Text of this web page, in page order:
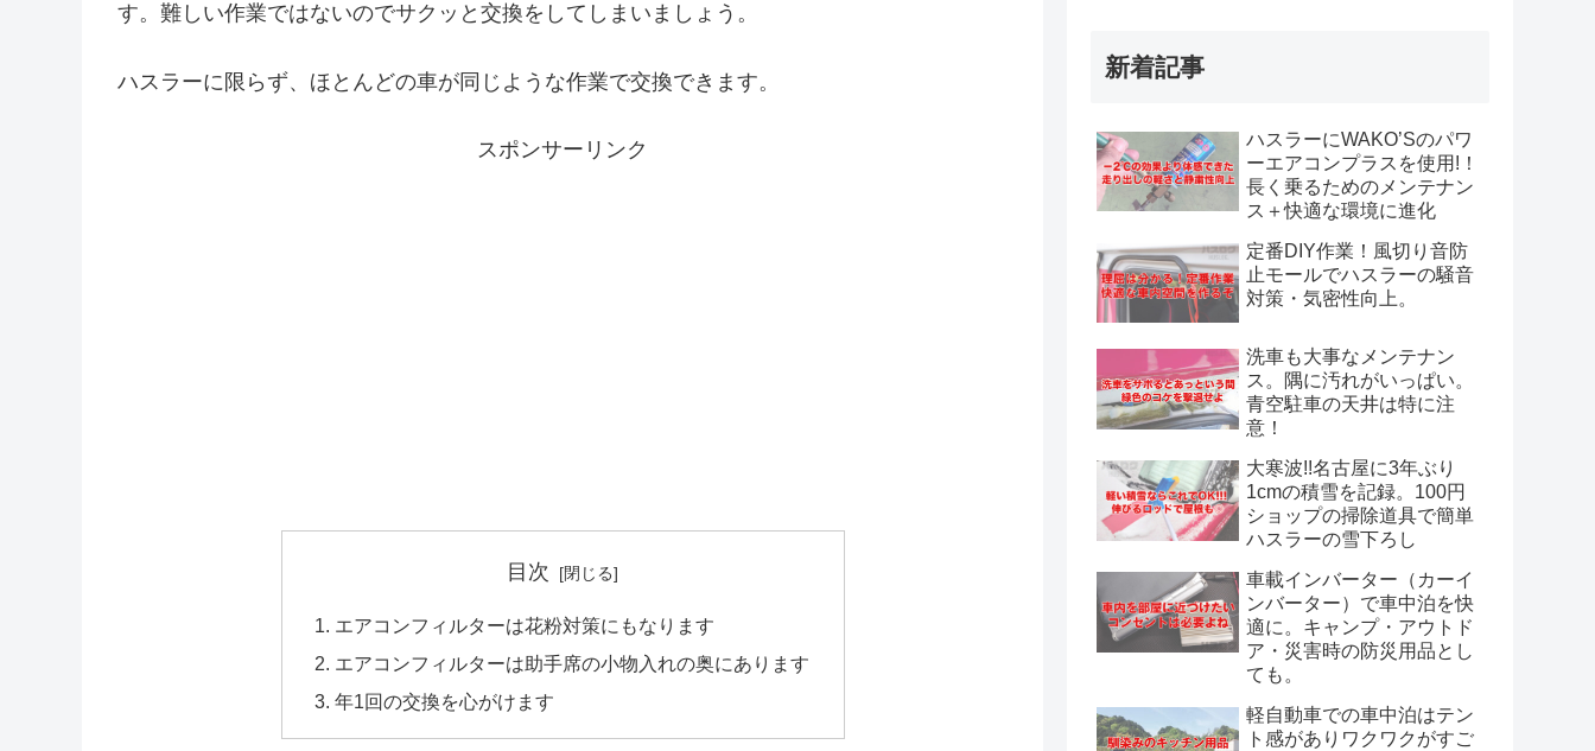
す。難しい作業ではないのでサクッと交換をしてしまいましょう。
ハスラーに限らず、ほとんどの車が同じような作業で交換できます。
スポンサーリンク
目次
エアコンフィルターは花粉対策にもなります
エアコンフィルターは助手席の小物入れの奥にあります
年1回の交換を心がけます
新着記事
ハスラーにWAKO’Sのパワ
ーエアコンプラスを使用!！
長く乗るためのメンテナン
ス＋快適な環境に進化
定番DIY作業！風切り音防
止モールでハスラーの騒音
対策・気密性向上。
洗車も大事なメンテナン
ス。隅に汚れがいっぱい。
青空駐車の天井は特に注
意！
大寒波!!名古屋に3年ぶり
1cmの積雪を記録。100円
ショップの掃除道具で簡単
ハスラーの雪下ろし
車載インバーター（カーイ
ンバーター）で車中泊を快
適に。キャンプ・アウトド
ア・災害時の防災用品とし
ても。
軽自動車での車中泊はテン
ト感がありワクワクがすご